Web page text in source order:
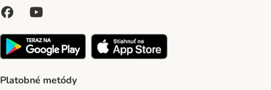
Platobné metódy